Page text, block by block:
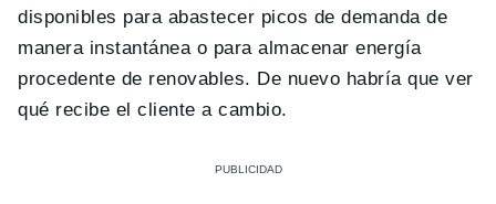
disponibles para abastecer picos de demanda de
manera instantánea o para almacenar energía
procedente de renovables. De nuevo habría que ver
qué recibe el cliente a cambio.